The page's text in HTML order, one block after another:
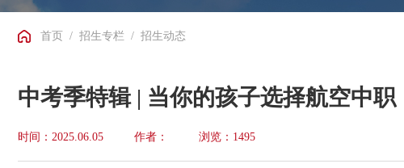
首页 / 招生专栏 / 招生动态
中考季特辑 | 当你的孩子选择航空中
时间：2025.06.05 作者： 浏览：1495